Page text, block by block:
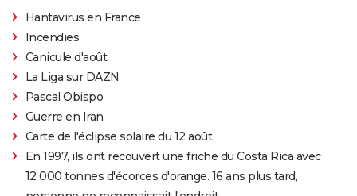
Hantavirus en France
Incendies
Canicule d'août
La Liga sur DAZN
Pascal Obispo
Guerre en Iran
Carte de l'éclipse solaire du 12 août
En 1997, ils ont recouvert une friche du Costa Rica avec
12 000 tonnes d'écorces d'orange. 16 ans plus tard,